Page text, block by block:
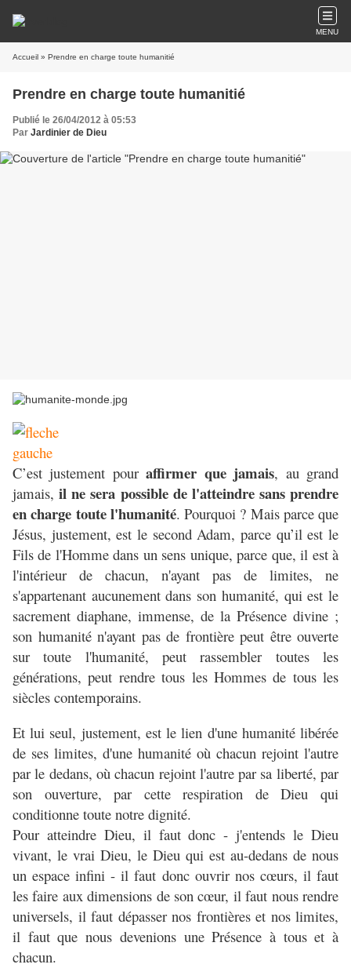
MENU
Accueil » Prendre en charge toute humanitié
Prendre en charge toute humanitié
Publié le 26/04/2012 à 05:53
Par Jardinier de Dieu
C’est justement pouraffirmer que jamais, au grand
jamais,il ne sera possible de l'atteindre sans prendre
en charge toute l'humanité. Pourquoi ? Mais parce que
Jésus, justement, est le second Adam, parce qu’il est le
Fils de l'Homme dans un sens unique, parce que, il est à
l'intérieur de chacun, n'ayant pas de limites, ne
s'appartenant aucunement dans son humanité, qui est le
sacrement diaphane, immense, de la Présence divine ;
son humanité n'ayant pas de frontière peut être ouverte
sur toute l'humanité, peut rassembler toutes les
générations, peut rendre tous les Hommes de tous les
siècles contemporains.
Et lui seul, justement, est le lien d'une humanité libérée
de ses limites, d'une humanité où chacun rejoint l'autre
par le dedans, où chacun rejoint l'autre par sa liberté, par
son ouverture, par cette respiration de Dieu qui
conditionne toute notre dignité.
Pour atteindre Dieu, il faut donc - j'entends le Dieu
vivant, le vrai Dieu, le Dieu qui est au-dedans de nous
un espace infini - il faut donc ouvrir nos cœurs, il faut
les faire aux dimensions de son cœur, il faut nous rendre
universels, il faut dépasser nos frontières et nos limites,
il faut que nous devenions une Présence à tous et à
chacun.